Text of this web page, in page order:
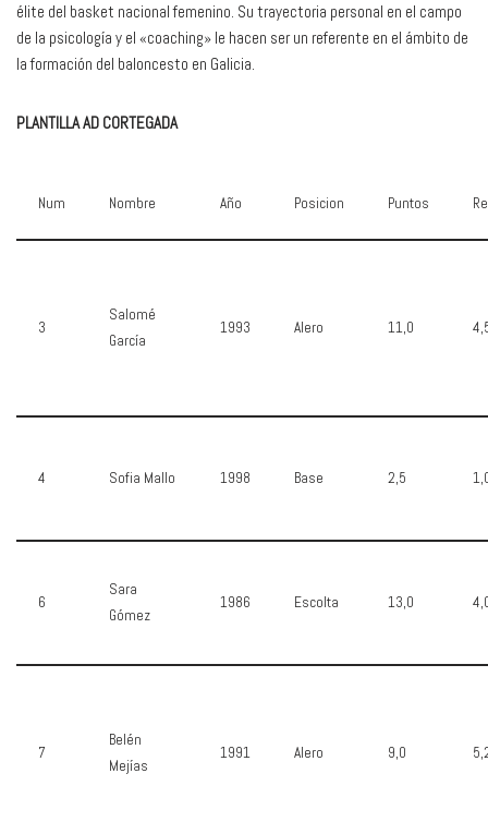
élite del basket nacional femenino. Su trayectoria personal en el campo
de la psicología y el «coaching» le hacen ser un referente en el ámbito de
la formación del baloncesto en Galicia.
PLANTILLA AD CORTEGADA
Num Nombre Año Posicion Puntos
3
Salomé
García
1993 Alero 11,0
4 Sofia Mallo 1998 Base 2,5
6
Sara
Gómez
1986 Escolta 13,0
7
Belén
Mejías
1991 Alero 9,0